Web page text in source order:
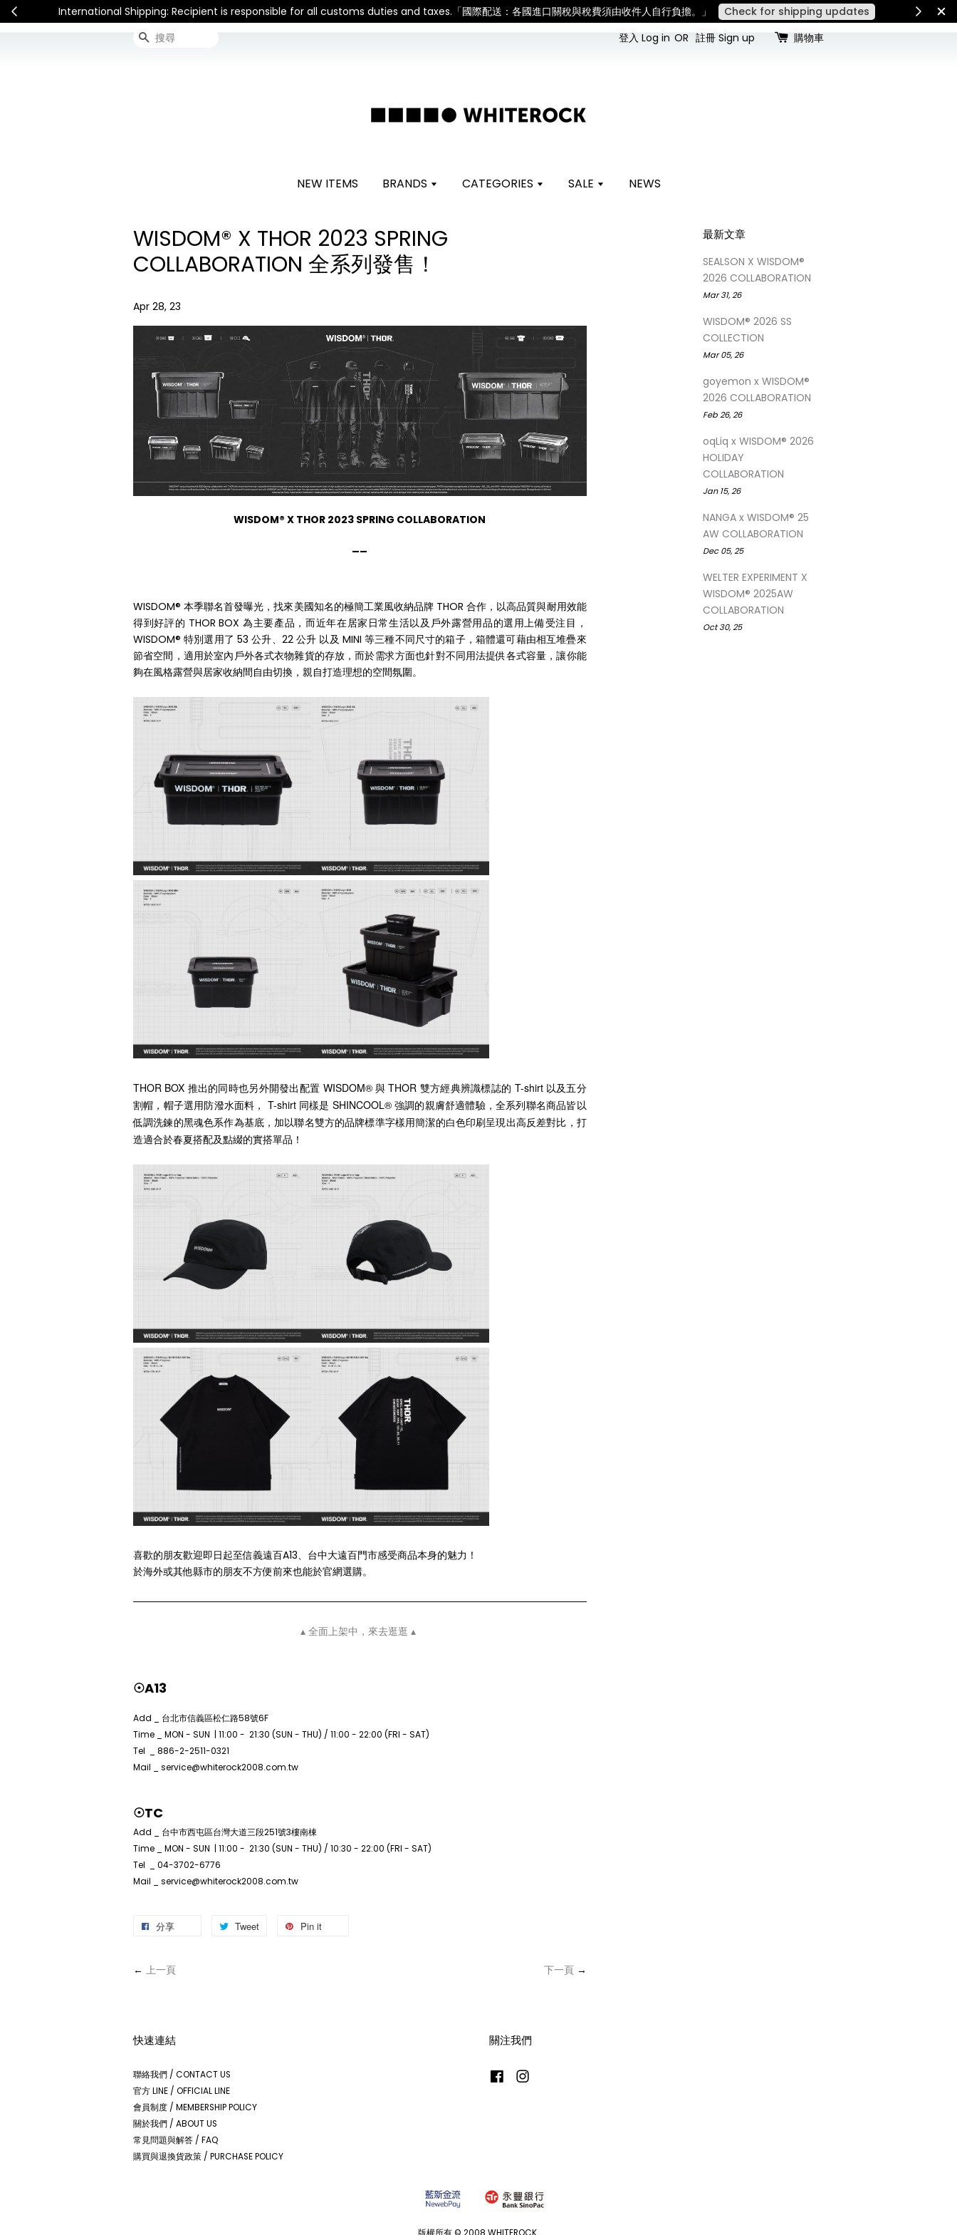
International Shipping: Recipient is responsible for all customs duties and taxes.「國際配送：各國進口關稅與稅費須由收件人自行負擔。」 Check for shipping updates
搜尋 登入 Log in OR 註冊 Sign up 購物車
NEW ITEMS BRANDS CATEGORIES SALE NEWS
WISDOM® X THOR 2023 SPRING
COLLABORATION 全系列發售！
Apr 28, 23
WISDOM® X THOR 2023 SPRING COLLABORATION
__
WISDOM® 本季聯名首發曝光，找來美國知名的極簡工業風收納品牌 THOR 合作，以高品質與耐用效能
得到好評的 THOR BOX 為主要產品，而近年在居家日常生活以及戶外露營用品的選用上備受注目，
WISDOM® 特別選用了 53 公升、22 公升 以及 MINI 等三種不同尺寸的箱子，箱體還可藉由相互堆疊來
節省空間，適用於室內戶外各式衣物雜貨的存放，而於需求方面也針對不同用法提供各式容量，讓你能
夠在風格露營與居家收納間自由切換，親自打造理想的空間氛圍。
THOR BOX 推出的同時也另外開發出配置 WISDOM® 與 THOR 雙方經典辨識標誌的 T-shirt 以及五分
割帽，帽子選用防潑水面料， T-shirt 同樣是 SHINCOOL® 強調的親膚舒適體驗，全系列聯名商品皆以
低調洗鍊的黑魂色系作為基底，加以聯名雙方的品牌標準字樣用簡潔的白色印刷呈現出高反差對比，打
造適合於春夏搭配及點綴的實搭單品！
喜歡的朋友歡迎即日起至信義遠百A13、台中大遠百門市感受商品本身的魅力！
於海外或其他縣市的朋友不方便前來也能於官網選購。
▴ 全面上架中，來去逛逛 ▴
☉A13
Add _ 台北市信義區松仁路58號6F
Time _ MON - SUN | 11:00 - 21:30 (SUN - THU) / 11:00 - 22:00 (FRI - SAT)
Tel _ 886-2-2511-0321
Mail _ service@whiterock2008.com.tw
☉TC
Add _ 台中市西屯區台灣大道三段251號3樓南棟
Time _ MON - SUN | 11:00 - 21:30 (SUN - THU) / 10:30 - 22:00 (FRI - SAT)
Tel _ 04-3702-6776
Mail _ service@whiterock2008.com.tw
分享 Tweet Pin it
← 上一頁 下一頁→
最新文章
SEALSON X WISDOM®
2026 COLLABORATION
Mar 31, 26
WISDOM® 2026 SS
COLLECTION
Mar 05, 26
goyemon x WISDOM®
2026 COLLABORATION
Feb 26, 26
oqLiq x WISDOM® 2026
HOLIDAY
COLLABORATION
Jan 15, 26
NANGA x WISDOM® 25
AW COLLABORATION
Dec 05, 25
WELTER EXPERIMENT X
WISDOM® 2025AW
COLLABORATION
Oct 30, 25
快速連結
聯絡我們 / CONTACT US
官方 LINE / OFFICIAL LINE
會員制度 / MEMBERSHIP POLICY
關於我們 / ABOUT US
常見問題與解答 / FAQ
購買與退換貨政策 / PURCHASE POLICY
關注我們
Facebook